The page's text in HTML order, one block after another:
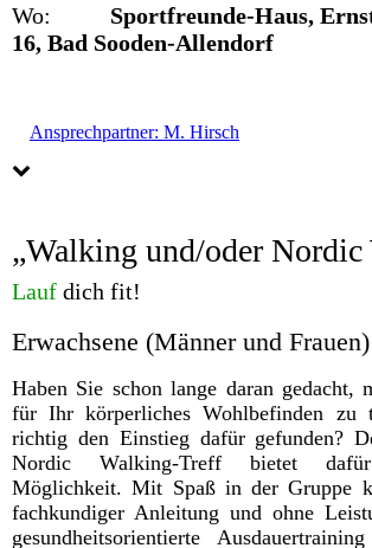
Wo: Sportfreunde-Haus,
16, Bad Sooden-Allendorf
Ansprechpartner: M. Hirsch
„Walking und/oder Nordic
Lauf dich fit!
Erwachsene (Männer und Frauen)
Haben Sie schon lange daran gedacht,
für Ihr körperliches Wohlbefinden zu
richtig den Einstieg dafür gefunden?
Nordic Walking-Treff bietet
Möglichkeit. Mit Spaß in der Gruppe
fachkundiger Anleitung und ohne
gesundheitsorientierte